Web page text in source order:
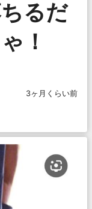
るだ
！
3ヶ月くらい前